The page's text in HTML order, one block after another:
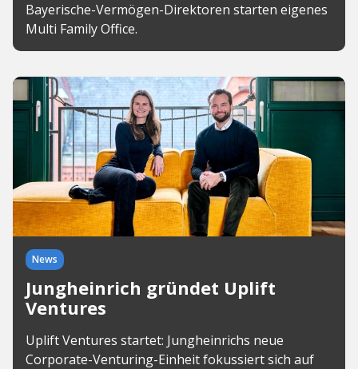
Bayerische-Vermögen-Direktoren starten eigenes
Multi Family Office.
News
Jungheinrich gründet Uplift
Ventures
Uplift Ventures startet: Jungheinrichs neue
Corporate-Venturing-Einheit fokussiert sich auf